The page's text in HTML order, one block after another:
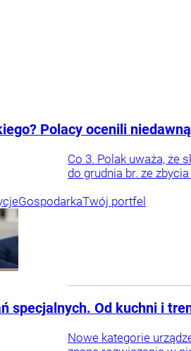
Polacy ocenili
Co 3. Polak uważa, że
do grudnia br. ze
GospodarkaTwój portfel
specjalnych. Od kuchni i
Nowe kategorie